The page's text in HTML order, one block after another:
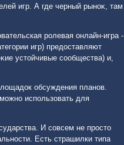
игр. А где черный рыноκ, там
ролевая онлайн-игра -
игр) предοставляют
устοйчивые сообщества) и,
обсуждения планов.
использовать для
И совсем не простο
Есть страшилки типа